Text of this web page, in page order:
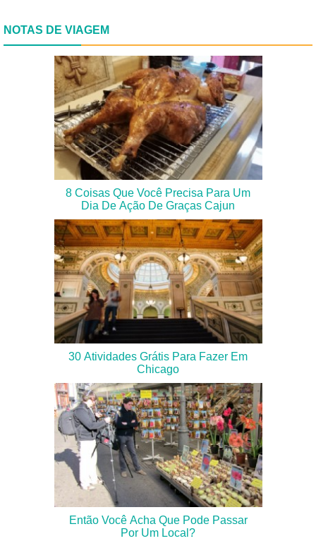
NOTAS DE VIAGEM
8 Coisas Que Você Precisa Para Um
Dia De Ação De Graças Cajun
30 Atividades Grátis Para Fazer Em
Chicago
Então Você Acha Que Pode Passar
Por Um Local?